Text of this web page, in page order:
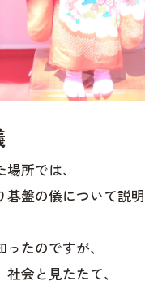
所では、
碁盤の儀について説
たのですが、
会と見たたて、